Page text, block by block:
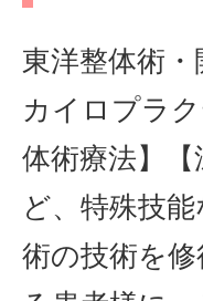
東洋整体術
カイロプラ
体術療法】
ど、特殊技
術の技術を